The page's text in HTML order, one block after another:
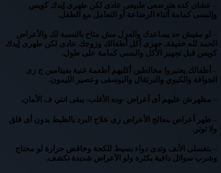
– عشان كده هترضعى طبيعى عادى لكن طهرى إيدك كويس
وإلبسى كمامة أثناء الرضاعة أو التعامل مع الطفل.
– لو مفيش حد يساعدك والعزل مش متاح بالنسبة لك والأعراض
الحمد لله خفيفة. جهزى أكل أطفالك وزوجك عادى لكن طهرى إيدك
كويس قبل تجهيز الأكل والبسى كمامة على طول.
– أطفالك يعتبروا مخالطين أكليهم أطعمة غنية بفيتامين ج زى
الجوافة والكيوي والبرتقال واليوسفى وعصير الليمون.
– مظهرش عليهم أى أعراض -وده الأغلب- يبقى انتي ف الأمان.
– ظهر أعراض بنعالج الأعراض زى علاج البرد بالظبط بدون أى قلق
ولا توتر.
– بتغسلى الأنف وتدى دواء بسيط للكحة وخافض حرارة لو محتاج
وشرب سوائل دافية بكثرة ولو الأعراض شديدة نكشف.